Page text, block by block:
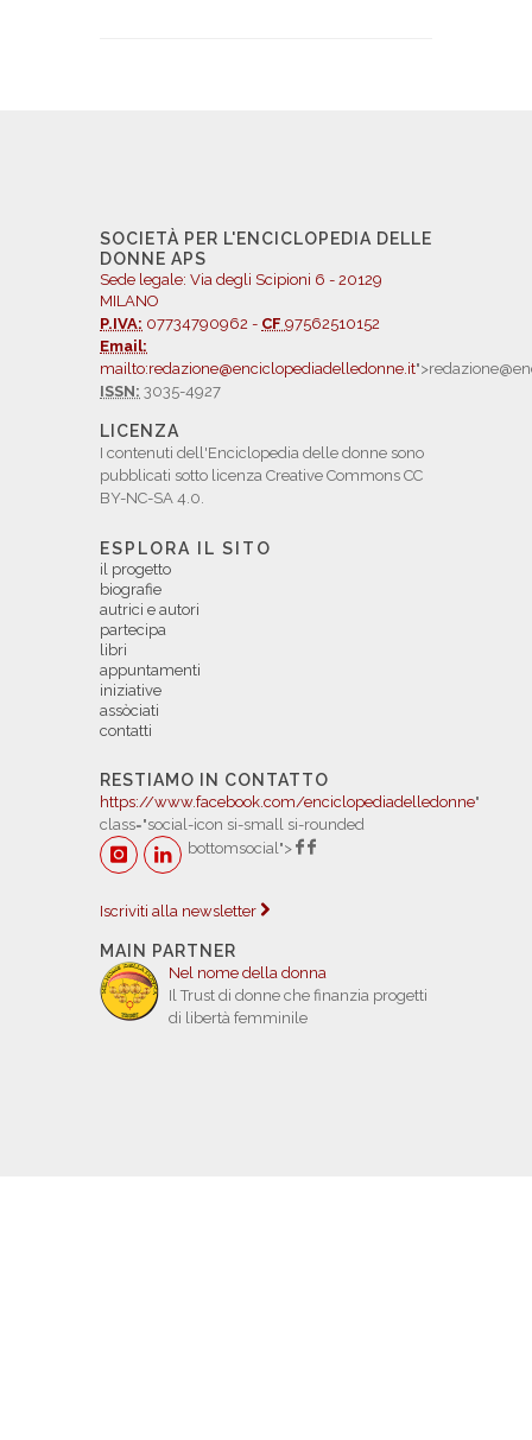
SOCIETÀ PER L'ENCICLOPEDIA DELLE
DONNE APS
Sede legale: Via degli Scipioni 6 - 20129
MILANO
P.IVA: 07734790962 - CF 97562510152
Email:
mailto:redazione@enciclopediadelledonne.it
ISSN: 3035-4927
LICENZA
I contenuti dell'Enciclopedia delle donne sono
pubblicati sotto licenza Creative Commons CC
BY-NC-SA 4.0.
ESPLORA IL SITO
il progetto
biografie
autrici e autori
partecipa
libri
appuntamenti
iniziative
assòciati
contatti
RESTIAMO IN CONTATTO
https://www.facebook.com/enciclopediadelledonne"
class="social-icon si-small si-rounded
bottomsocial">
Iscriviti alla newsletter
MAIN PARTNER
Nel nome della donna
Il Trust di donne che finanzia progetti
di libertà femminile